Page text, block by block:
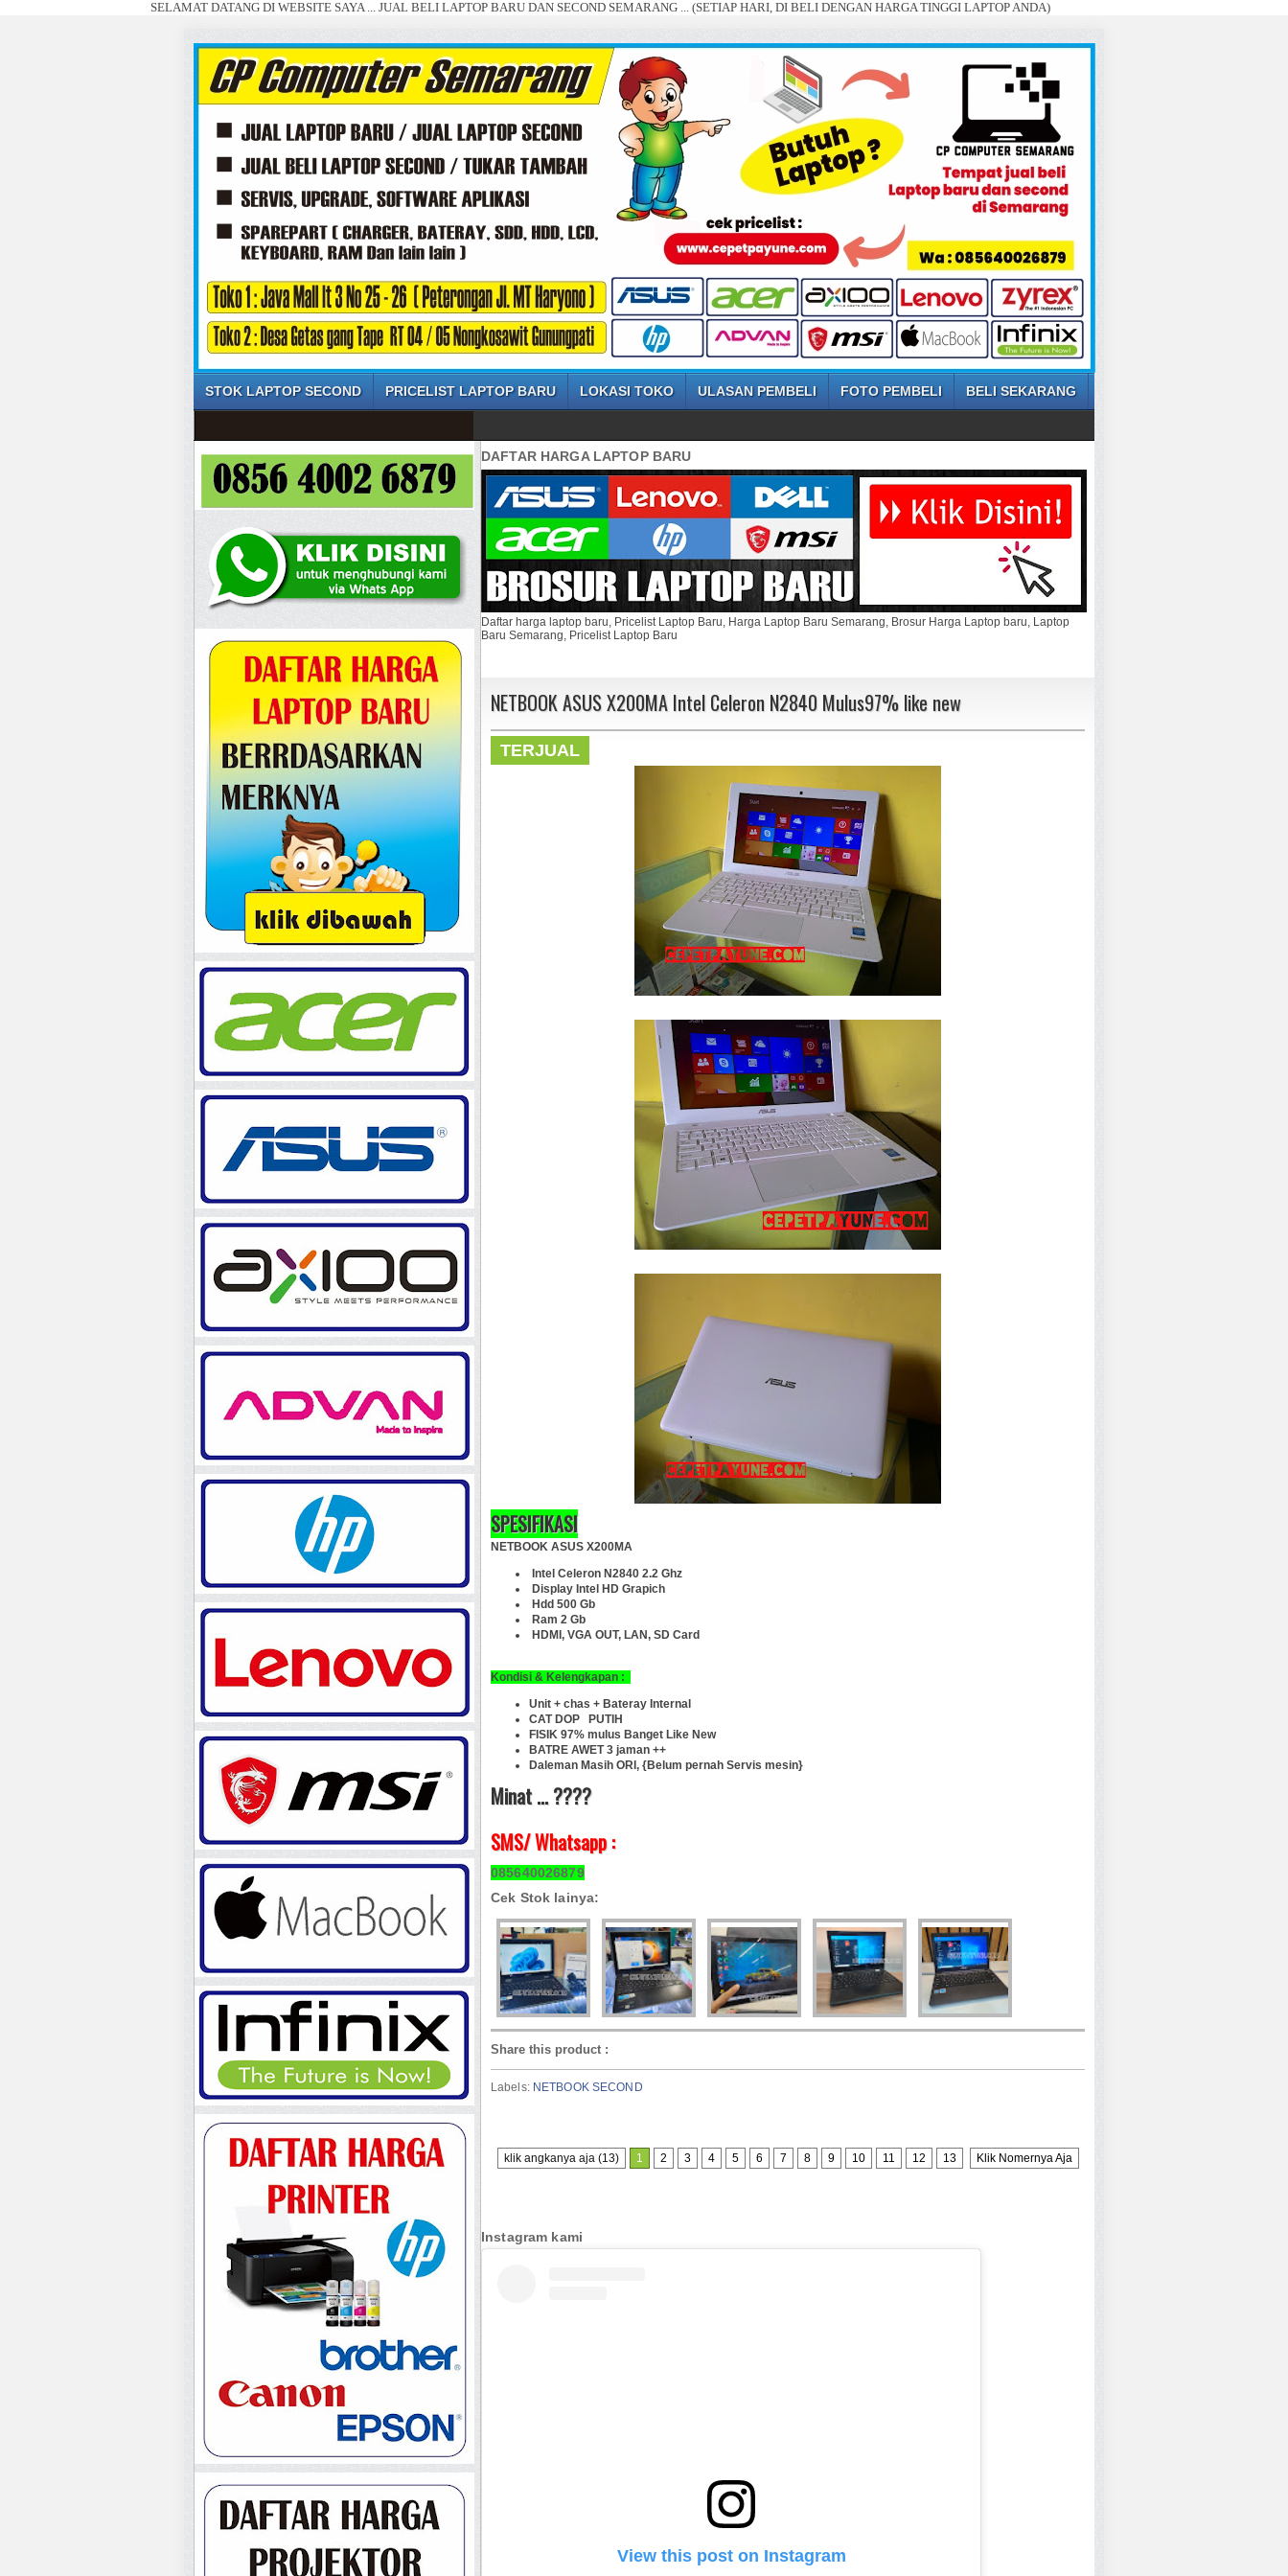
SELAMAT DATANG DI WEBSITE SAYA ... JUAL BELI LAPTOP BARU DAN SECOND SEMARANG ... (SETIAP HARI, DI BELI DENGAN HARGA TINGGI LAPTOP ANDA)
STOK LAPTOP SECOND PRICELIST LAPTOP BARU LOKASI TOKO ULASAN PEMBELI FOTO PEMBELI BELI SEKARANG
DAFTAR HARGA LAPTOP BARU
Daftar harga laptop baru, Pricelist Laptop Baru, Harga Laptop Baru Semarang, Brosur Harga Laptop baru, Laptop
Baru Semarang, Pricelist Laptop Baru
NETBOOK ASUS X200MA Intel Celeron N2840 Mulus97% like new
TERJUAL
SPESIFIKASI
NETBOOK ASUS X200MA
Intel Celeron N2840 2.2 Ghz
Display Intel HD Grapich
Hdd 500 Gb
Ram 2 Gb
HDMI, VGA OUT, LAN, SD Card
Kondisi & Kelengkapan :
Unit + chas + Bateray Internal
CAT DOP PUTIH
FISIK 97% mulus Banget Like New
BATRE AWET 3 jaman ++
Daleman Masih ORI, {Belum pernah Servis mesin}
Minat ... ????
SMS/ Whatsapp :
085640026879
Cek Stok lainya:
Share this product :
Labels: NETBOOK SECOND
klik angkanya aja (13) 1 2 3 4 5 6 7 8 9 10 11 12 13 Klik Nomernya Aja
Instagram kami
View this post on Instagram